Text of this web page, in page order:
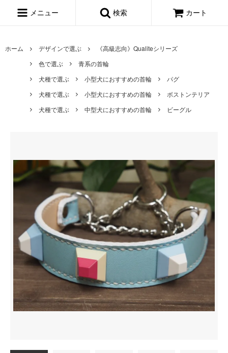
メニュー 検索 カート
ホーム デザインで選ぶ
《高級志向》Qualiteシリーズ
色で選ぶ
青系の首輪
犬種で選ぶ
小型犬におすすめの首輪
パグ
犬種で選ぶ
小型犬におすすめの首輪
ボストンテリア
犬種で選ぶ
中型犬におすすめの首輪 ビーグル